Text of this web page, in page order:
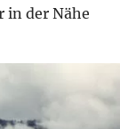
in der Nähe